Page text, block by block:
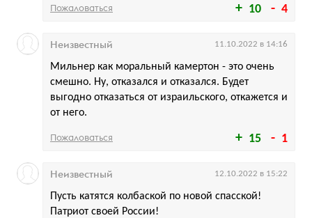
10 4
Пожаловаться
15 1
Мильнер как моральный камертон - это очень
смешно. Ну, отказался и отказался. Будет
выгодно отказаться от израильского, откажется и
от него.
Неизвестный 11.10.2022 в 14:16
Пожаловаться
Пусть катятся колбаской по новой спасской!
Патриот своей России!
Неизвестный 12.10.2022 в 15:22